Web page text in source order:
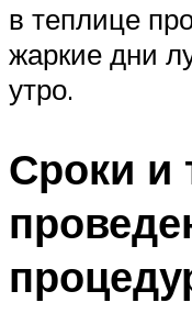
в теплице
жаркие дни
утро.
Сроки и